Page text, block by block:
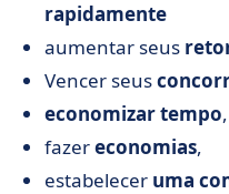
rapidamente
aumentar seus
Vencer seus
economizar tempo,
fazereconomias,
estabelecer uma